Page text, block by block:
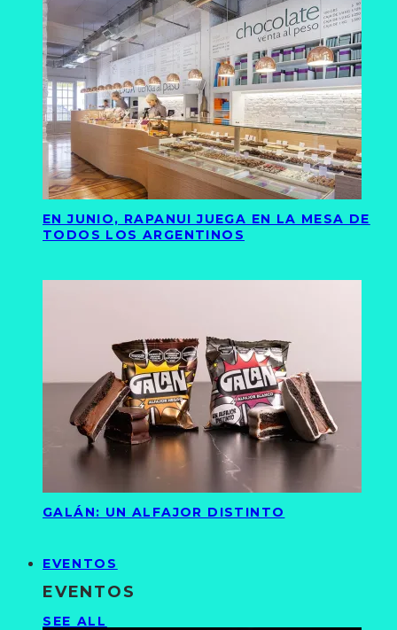
EN JUNIO, RAPANUI JUEGA EN LA MESA DE
TODOS LOS ARGENTINOS
GALÁN: UN ALFAJOR DISTINTO
EVENTOS
EVENTOS
SEE ALL